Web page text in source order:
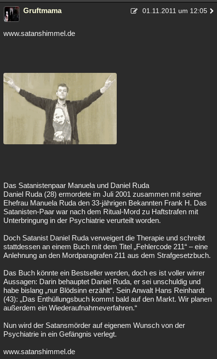
Gruftmama 01.11.2011 um 12:05
www.satanshimmel.de
Das Satanistenpaar Manuela und Daniel Ruda
Daniel Ruda (28) ermordete im Juli 2001 zusammen mit seiner
Ehefrau Manuela Ruda den 33-jährigen Bekannten Frank H. Das
Satanisten-Paar war nach dem Ritual-Mord zu Haftstrafen mit
Unterbringung in der Psychiatrie verurteilt worden.
Doch Satanist Daniel Ruda verweigert die Therapie und schreibt
stattdessen an einem Buch mit dem Titel „Fehlercode 211“ – eine
Anlehnung an den Mordparagrafen 211 aus dem Strafgesetzbuch.
Das Buch könnte ein Bestseller werden, doch es ist voller wirrer
Aussagen: Darin behauptet Daniel Ruda, er sei unschuldig und
habe bislang „nur Blödsinn erzählt“. Sein Anwalt Hans Reinhardt
(43): „Das Enthüllungsbuch kommt bald auf den Markt. Wir planen
außerdem ein Wiederaufnahmeverfahren.“
Nun wird der Satansmörder auf eigenem Wunsch von der
Psychiatrie in ein Gefängnis verlegt.
www.satanshimmel.de